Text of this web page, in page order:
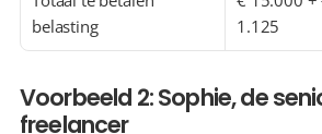
belasting
1.125
Voorbeeld 2: Sophie, de
freelancer